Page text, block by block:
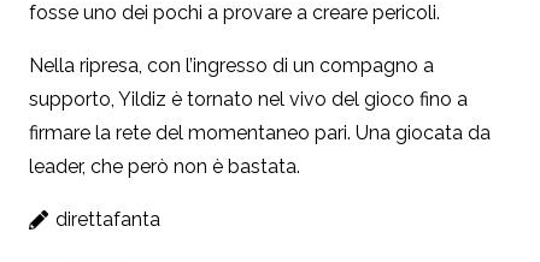
fosse uno dei pochi a provare a creare pericoli.
Nella ripresa, con l’ingresso di un compagno a
supporto, Yildiz è tornato nel vivo del gioco fino a
firmare la rete del momentaneo pari. Una giocata da
leader, che però non è bastata.
direttafanta